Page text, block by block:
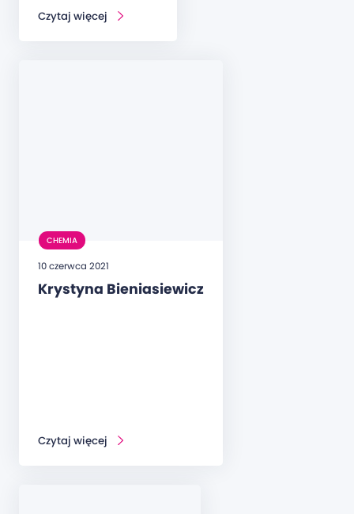
Czytaj więcej
CHEMIA
10 czerwca 2021
Krystyna Bieniasiewicz
Czytaj więcej